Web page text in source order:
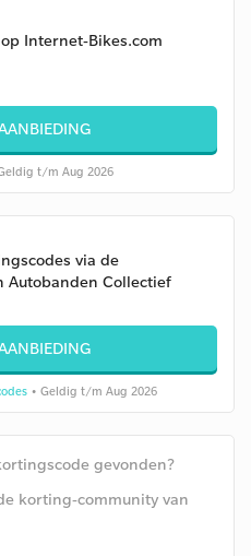
Internet-Bikes.com
t/m Aug 2026
via de
Autobanden Collectief
• Geldig t/m Aug 2026
gevonden?
korting-community van